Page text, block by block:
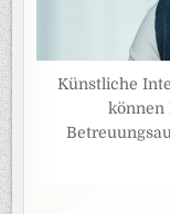
Künstliche
können